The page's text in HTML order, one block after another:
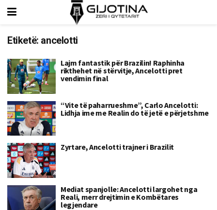
Etiketë: ancelotti
Lajm fantastik për Brazilin! Raphinha
rikthehet në stërvitje, Ancelotti pret
vendimin final
“Vite të paharrueshme”, Carlo Ancelotti:
Lidhja ime me Realin do të jetë e përjetshme
Zyrtare, Ancelotti trajner i Brazilit
Mediat spanjolle: Ancelotti largohet nga
Reali, merr drejtimin e Kombëtares
legjendare